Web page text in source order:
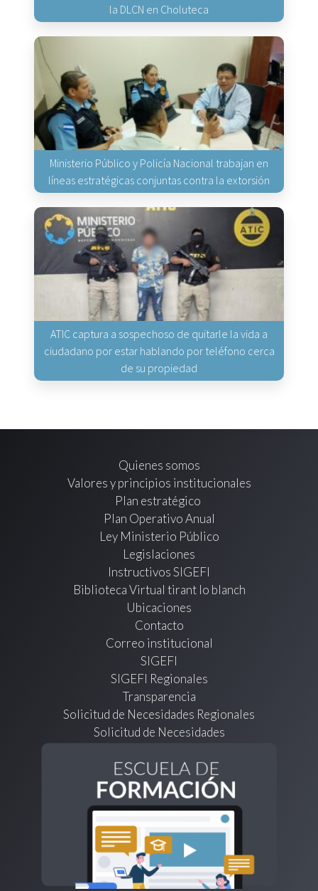
la DLCN en Choluteca
Ministerio Público y Policía Nacional trabajan en
líneas estratégicas conjuntas contra la extorsión
ATIC captura a sospechoso de quitarle la vida a
ciudadano por estar hablando por teléfono cerca
de su propiedad
Quienes somos
Valores y principios institucionales
Plan estratégico
Plan Operativo Anual
Ley Ministerio Público
Legislaciones
Instructivos SIGEFI
Biblioteca Virtual tirant lo blanch
Ubicaciones
Contacto
Correo institucional
SIGEFI
SIGEFI Regionales
Transparencia
Solicitud de Necesidades Regionales
Solicitud de Necesidades